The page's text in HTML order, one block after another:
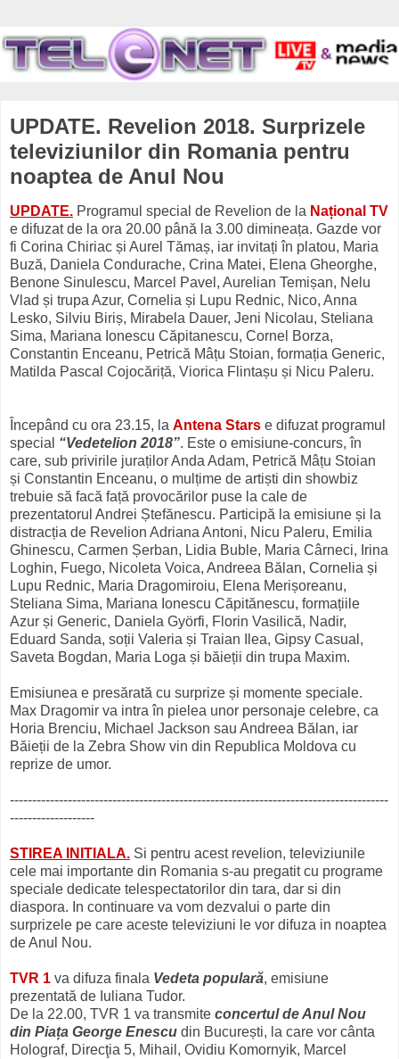
UPDATE. Revelion 2018. Surprizele
televiziunilor din Romania pentru
noaptea de Anul Nou
UPDATE. Programul special de Revelion de la Național TV
e difuzat de la ora 20.00 până la 3.00 dimineața. Gazde vor
fi Corina Chiriac și Aurel Tămaș, iar invitați în platou, Maria
Buză, Daniela Condurache, Crina Matei, Elena Gheorghe,
Benone Sinulescu, Marcel Pavel, Aurelian Temișan, Nelu
Vlad și trupa Azur, Cornelia și Lupu Rednic, Nico, Anna
Lesko, Silviu Biriș, Mirabela Dauer, Jeni Nicolau, Steliana
Sima, Mariana Ionescu Căpitanescu, Cornel Borza,
Constantin Enceanu, Petrică Mâțu Stoian, formația Generic,
Matilda Pascal Cojocăriță, Viorica Flintașu și Nicu Paleru.
Începând cu ora 23.15, la Antena Stars e difuzat programul
special “Vedetelion 2018”. Este o emisiune-concurs, în
care, sub privirile juraților Anda Adam, Petrică Mâțu Stoian
și Constantin Enceanu, o mulțime de artiști din showbiz
trebuie să facă față provocărilor puse la cale de
prezentatorul Andrei Ștefănescu. Participă la emisiune și la
distracția de Revelion Adriana Antoni, Nicu Paleru, Emilia
Ghinescu, Carmen Șerban, Lidia Buble, Maria Cârneci, Irina
Loghin, Fuego, Nicoleta Voica, Andreea Bălan, Cornelia și
Lupu Rednic, Maria Dragomiroiu, Elena Merișoreanu,
Steliana Sima, Mariana Ionescu Căpitănescu, formațiile
Azur și Generic, Daniela Györfi, Florin Vasilică, Nadir,
Eduard Sanda, soții Valeria și Traian Ilea, Gipsy Casual,
Saveta Bogdan, Maria Loga și băieții din trupa Maxim.
Emisiunea e presărată cu surprize și momente speciale.
Max Dragomir va intra în pielea unor personaje celebre, ca
Horia Brenciu, Michael Jackson sau Andreea Bălan, iar
Băieții de la Zebra Show vin din Republica Moldova cu
reprize de umor.
-------------------------------------------------------------------------------------
-------------------
STIREA INITIALA. Si pentru acest revelion, televiziunile
cele mai importante din Romania s-au pregatit cu programe
speciale dedicate telespectatorilor din tara, dar si din
diaspora. In continuare va vom dezvalui o parte din
surprizele pe care aceste televiziuni le vor difuza in noaptea
de Anul Nou.
TVR 1 va difuza finala Vedeta populară, emisiune
prezentată de Iuliana Tudor.
De la 22.00, TVR 1 va transmite concertul de Anul Nou
din Piața George Enescu din București, la care vor cânta
Holograf, Direcţia 5, Mihail, Ovidiu Komornyik, Marcel